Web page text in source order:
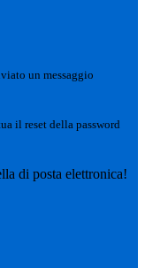
un messaggio
il reset della password
di posta elettronica!